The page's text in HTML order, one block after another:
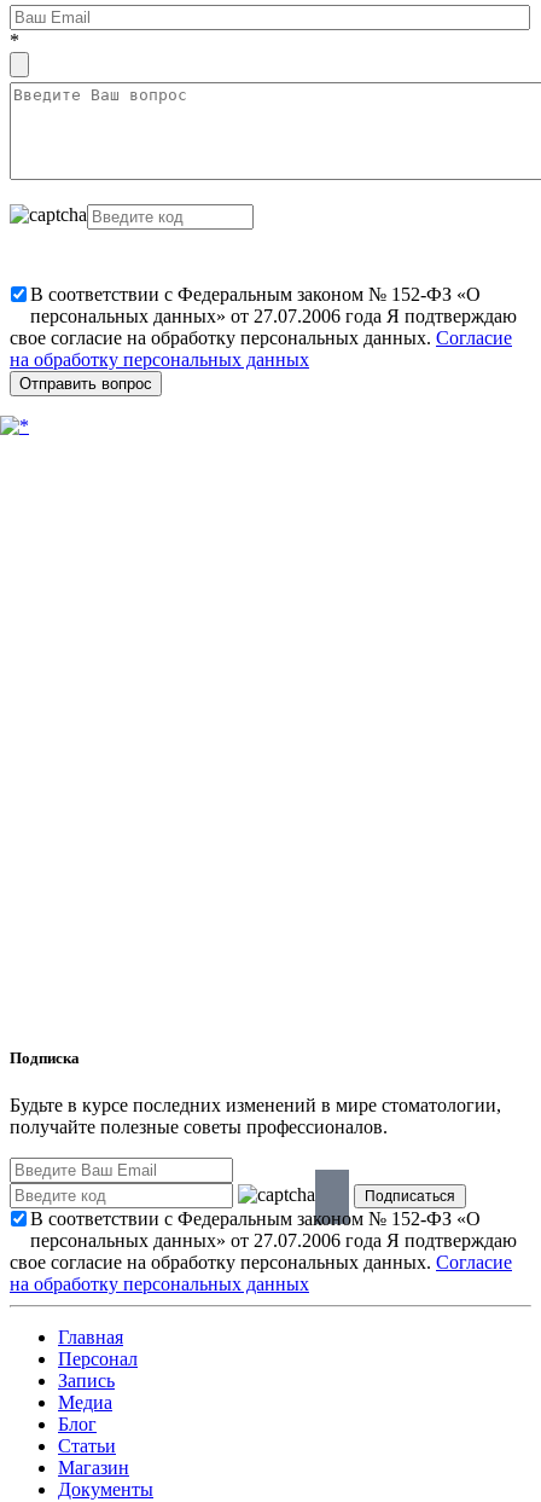
*
В соответствии с Федеральным законом № 152-ФЗ «О
персональных данных» от 27.07.2006 года Я подтверждаю
свое согласие на обработку персональных данных. Согласие
на обработку персональных данных
Подписка
Будьте в курсе последних изменений в мире стоматологии,
получайте полезные советы профессионалов.
В соответствии с Федеральным законом № 152-ФЗ «О
персональных данных» от 27.07.2006 года Я подтверждаю
свое согласие на обработку персональных данных. Согласие
на обработку персональных данных
Главная
Персонал
Запись
Медиа
Блог
Статьи
Магазин
Документы